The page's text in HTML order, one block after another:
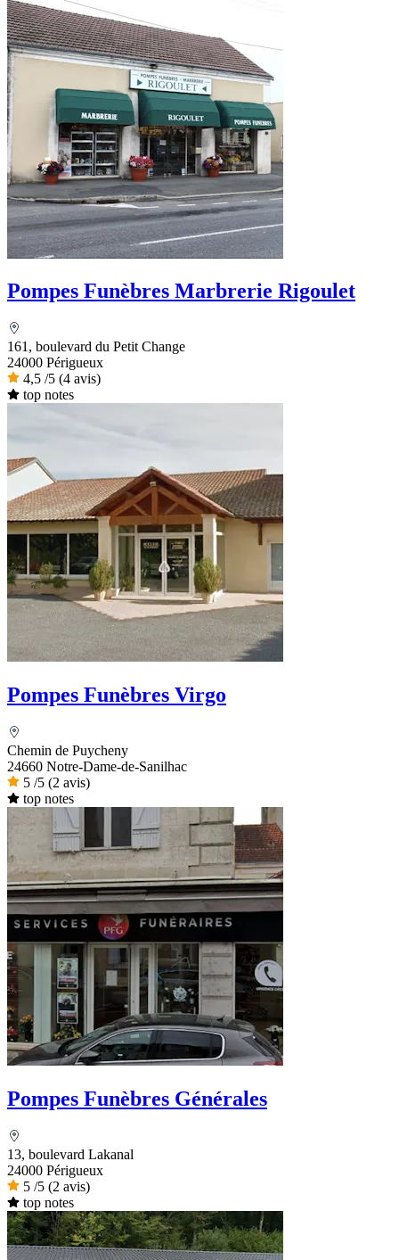
Pompes Funèbres Marbrerie Rigoulet
161, boulevard du Petit Change
24000 Périgueux
4,5 /5 (4 avis)
top notes
Pompes Funèbres Virgo
Chemin de Puycheny
24660 Notre-Dame-de-Sanilhac
5 /5 (2 avis)
top notes
Pompes Funèbres Générales
13, boulevard Lakanal
24000 Périgueux
5 /5 (2 avis)
top notes